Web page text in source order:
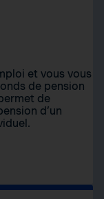
et vous vous
de pension
de
d’un